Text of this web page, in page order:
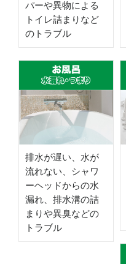
パーや異物による
トイレ詰まりなど
のトラブル
排水が遅い、水が
流れない、シャワ
ーヘッドからの水
漏れ、排水溝の詰
まりや異臭などの
トラブル